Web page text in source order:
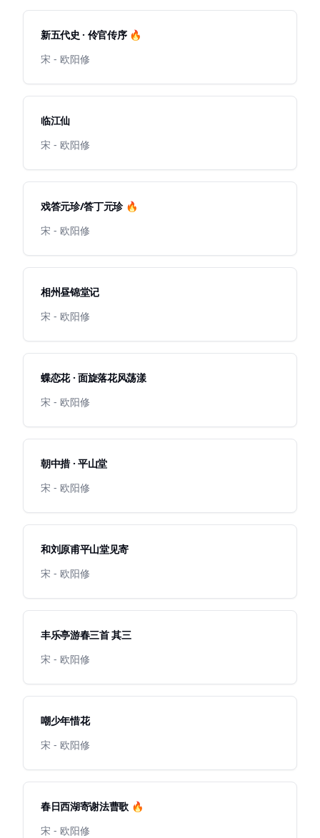
新五代史 · 伶官传序 🔥
宋 - 欧阳修
临江仙
宋 - 欧阳修
戏答元珍/答丁元珍 🔥
宋 - 欧阳修
相州昼锦堂记
宋 - 欧阳修
蝶恋花 · 面旋落花风荡漾
宋 - 欧阳修
朝中措 · 平山堂
宋 - 欧阳修
和刘原甫平山堂见寄
宋 - 欧阳修
丰乐亭游春三首 其三
宋 - 欧阳修
嘲少年惜花
宋 - 欧阳修
春日西湖寄谢法曹歌 🔥
宋 - 欧阳修